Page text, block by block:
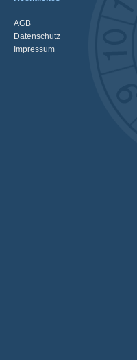
AGB
Datenschutz
Impressum